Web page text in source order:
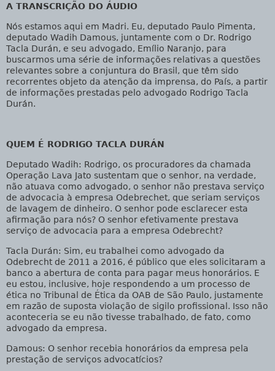
A TRANSCRIÇÃO DO ÁUDIO
Nós estamos aqui em Madri. Eu, deputado Paulo Pimenta,
deputado Wadih Damous, juntamente com o Dr. Rodrigo
Tacla Durán, e seu advogado, Emílio Naranjo, para
buscarmos uma série de informações relativas a questões
relevantes sobre a conjuntura do Brasil, que têm sido
recorrentes objeto da atenção da imprensa, do País, a partir
de informações prestadas pelo advogado Rodrigo Tacla
Durán.
QUEM É RODRIGO TACLA DURÁN
Deputado Wadih: Rodrigo, os procuradores da chamada
Operação Lava Jato sustentam que o senhor, na verdade,
não atuava como advogado, o senhor não prestava serviço
de advocacia à empresa Odebrechet, que seriam serviços
de lavagem de dinheiro. O senhor pode esclarecer esta
afirmação para nós? O senhor efetivamente prestava
serviço de advocacia para a empresa Odebrecht?
Tacla Durán: Sim, eu trabalhei como advogado da
Odebrecht de 2011 a 2016, é público que eles solicitaram a
banco a abertura de conta para pagar meus honorários. E
eu estou, inclusive, hoje respondendo a um processo de
ética no Tribunal de Ética da OAB de São Paulo, justamente
em razão de suposta violação de sigilo profissional. Isso não
aconteceria se eu não tivesse trabalhado, de fato, como
advogado da empresa.
Damous: O senhor recebia honorários da empresa pela
prestação de serviços advocatícios?